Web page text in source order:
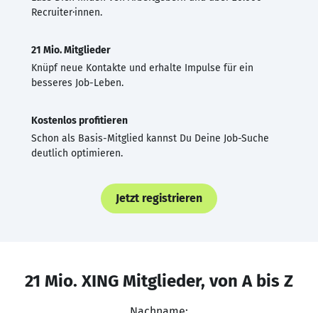
Recruiter·innen.
21 Mio. Mitglieder
Knüpf neue Kontakte und erhalte Impulse für ein
besseres Job-Leben.
Kostenlos profitieren
Schon als Basis-Mitglied kannst Du Deine Job-Suche
deutlich optimieren.
Jetzt registrieren
21 Mio. XING Mitglieder, von A bis Z